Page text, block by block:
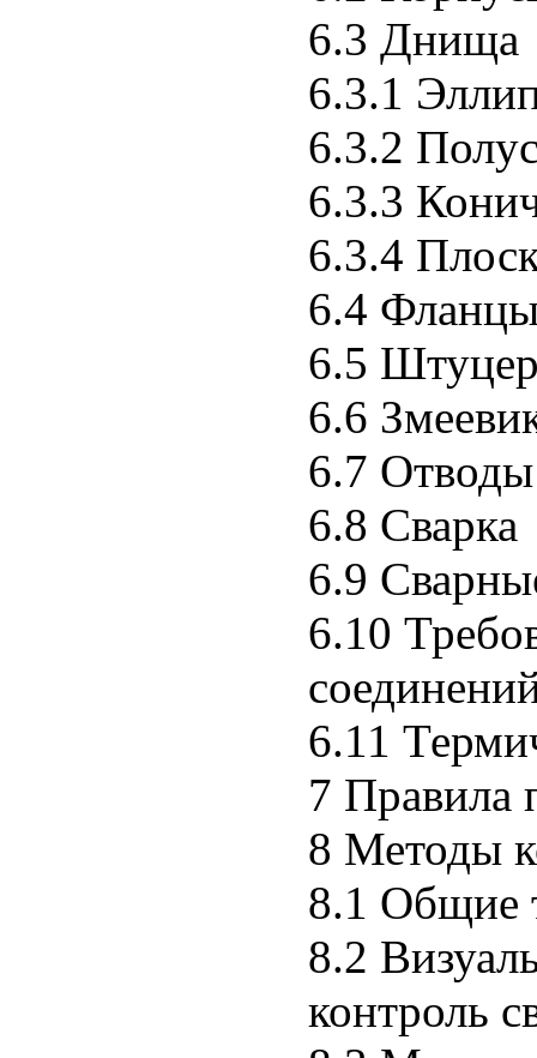
6.3 Днища
6.3.1
6.3.2
6.3.3
6.3.4
6.4
6.5
6.6
6.7
6.8 Сварка
6.9
6.10
6.11
7 Правила
8 Методы
8.1 Общие
8.2
контроль